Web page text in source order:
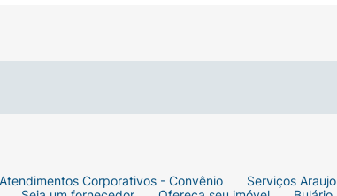
exclusiva que
Atendimentos Corporativos - Convênio Serviços Araujo